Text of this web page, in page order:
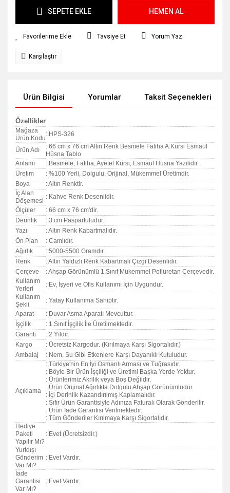
SEPETE EKLE HEMEN AL
Tavsiye Et Yorum Yaz
Karşılaştır
Ürün Bilgisi Yorumlar Taksit Seçenekleri
Özellikler
Mağaza
Ürün Kodu
: HPS-326
Ürün Adı
: 66 cm x 76 cm Altın Renk Besmele Fatiha A.Kürsi Esmaül
Hüsna Tablo
Anlamı
: Besmele, Fatiha, Ayetel Kürsi, Esmaül Hüsna Yazılıdır.
Üretim
: %100 Yerli, Dolgulu, Orijinal, Mükemmel Üretimdir.
Boya
: Altın Renktir.
İç Alan
Döşemesi
: Kahve Renk Desenlidir.
Ölçüler
: 66 cm x 76 cm'dir.
Derinlik
: 3 cm Paspartuludur.
Yazı
: Altın Renk Kabartmalıdır.
Ön Plan
: Camlıdır.
Ağırlık
: 5000-5500 Gramdır.
Renk
: Altın Yaldızlı Renk Kabartmalı Çizgi Desenlidir.
Çerçeve
: Ahşap Görünümlü 1.Sınıf Mükemmel Poliüretan Çerçevedir.
Kullanım
Yerleri
: Ev, İşyeri ve Ofis Kullanımı İçin Uygundur.
Kullanım
Şekli
: Yatay Kullanıma Sahiptir.
Aparat
: Duvar Asma Aparatı Mevcuttur.
İşçilik
: 1.Sınıf İşçilik İle Üretilmektedir.
Garanti
: 2 Yıldır.
Kargo
: Ücretsiz Kargodur. (Kırılmaya Karşı Sigortalıdır.)
Ambalaj
: Nem, Su Gibi Etkenlere Karşı Dayanıklı Kutuludur.
Açıklama
: Türkiye'nin En İyi Osmanlı Arması ve Tuğrasıdır.
: Böyle Bir Ürün İşçiliği ve Üretimi Başka Yerde Yoktur.
: Ürünlerimiz Akrilik veya Boş Değildir.
: Ürün Orijinal Ağırlıkta Dolgulu Ahşap Görünümlüdür.
: İçi Derinlik Kazandırılmış Kaplamalıdır.
: Sıfır Ürün Garantisiyle Adınıza Faturalı Olarak Gönderilir.
: Ürün İade Garantisi Verilmektedir.
: Tüm Gönderiler Kırılmaya Karşı Sigortalıdır.
Hediye
Paketi
Yapılır Mı?
: Evet (Ücretsizdir.)
Yurtdışı
Gönderim
Var Mı?
: Evet Vardır.
İade
Garantisi
Var Mı?
: Evet Vardır.